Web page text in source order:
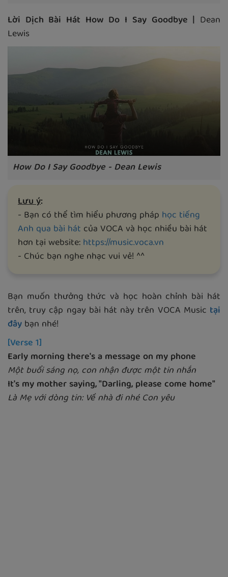
Lời Dịch Bài Hát How Do I Say Goodbye | Dean
Lewis
How Do I Say Goodbye - Dean Lewis
Lưu ý:
- Bạn có thể tìm hiểu phương pháp học tiếng
Anh qua bài hát của VOCA và học nhiều bài hát
hơn tại website:https://music.voca.vn
- Chúc bạn nghe nhạc vui vẻ! ^^
Bạn muốn thưởng thức và học hoàn chỉnh bài hát
trên, truy cập ngay bài hát này trên VOCA Music tại
đâybạn nhé!
[Verse 1]
Early morning there's a message on my phone
Một buổi sáng nọ, con nhận được một tin nhắn
It's my mother saying, "Darling, please come home"
Là Mẹ với dòng tin: Về nhà đi nhé Con yêu